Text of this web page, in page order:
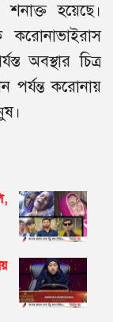
হয়েছে।
অবস্থার চিত্র
পর্যন্ত করোনায়